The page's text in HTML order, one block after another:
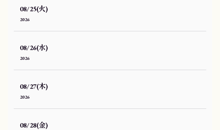
08/25(火)
2026
08/26(水)
2026
08/27(木)
2026
08/28(金)